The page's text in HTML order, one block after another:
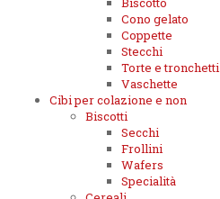
Cono gelato
Coppette
Stecchi
Torte e tronchetti
Vaschette
Cibi per colazione e non
Biscotti
Secchi
Frollini
Wafers
Specialità